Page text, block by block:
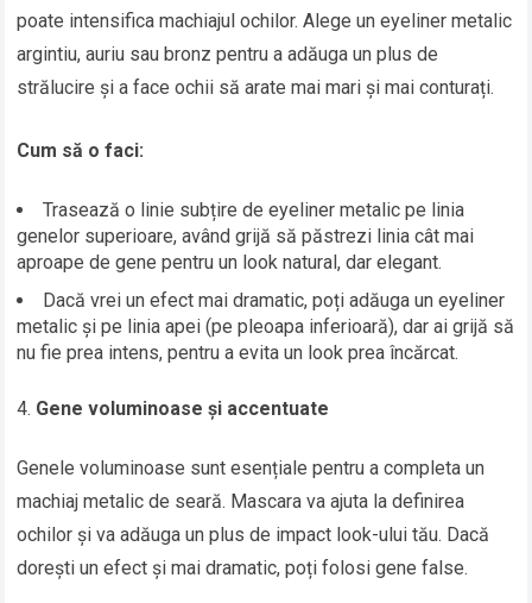
poate intensifica machiajul ochilor. Alege un eyeliner metalic
argintiu, auriu sau bronz pentru a adăuga un plus de
strălucire și a face ochii să arate mai mari și mai conturați.
Cum să o faci:
Trasează o linie subțire de eyeliner metalic pe linia
genelor superioare, având grijă să păstrezi linia cât mai
aproape de gene pentru un look natural, dar elegant.
Dacă vrei un efect mai dramatic, poți adăuga un eyeliner
metalic și pe linia apei (pe pleoapa inferioară), dar ai grijă să
nu fie prea intens, pentru a evita un look prea încărcat.
Gene voluminoase și accentuate
Genele voluminoase sunt esențiale pentru a completa un
machiaj metalic de seară. Mascara va ajuta la definirea
ochilor și va adăuga un plus de impact look-ului tău. Dacă
dorești un efect și mai dramatic, poți folosi gene false.